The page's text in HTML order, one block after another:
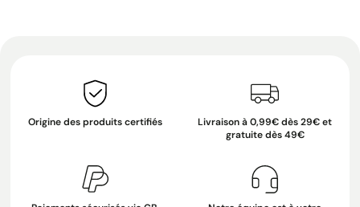
Origine des produits certifiés
Livraison à 0,99€ dès 29€ et
gratuite dès 49€